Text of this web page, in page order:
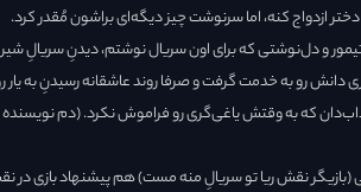
ازدواج کنه، اما سرنوشت چیز دیگه‌ای براشون مُقدر کرد.
تو (۲۰۲۴) با بازیِ دانش تیمور و دل‌نوشتی که برای اون سریال نوشتم، دیدنِ
رو به خدمت گرفت و صرفا روند عاشقانه رسیدنِ به یار
که به وقتش یاغی‌گری رو فراموش نکرد. (دم نویسنده
نقش ریا تو سریالِ منه مست) هم پیشنهاد بازی در